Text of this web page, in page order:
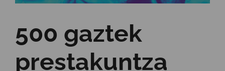
500 gaztek
prestakuntza